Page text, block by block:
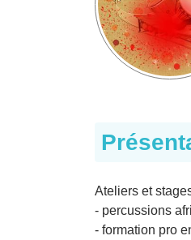
Ateliers et
- percussions
- formation pro